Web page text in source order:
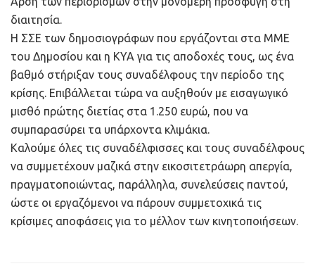
διαιτησία.
Η ΣΣΕ των δημοσιογράφων που εργάζονται στα ΜΜΕ
του Δημοσίου και η ΚΥΑ για τις αποδοχές τους, ως ένα
βαθμό στήριξαν τους συναδέλφους την περίοδο της
κρίσης. Επιβάλλεται τώρα να αυξηθούν με εισαγωγικό
μισθό πρώτης διετίας στα 1.250 ευρώ, που να
συμπαρασύρει τα υπάρχοντα κλιμάκια.
Καλούμε όλες τις συναδέλφισσες και τους συναδέλφους
να συμμετέχουν μαζικά στην εικοσιτετράωρη απεργία,
πραγματοποιώντας, παράλληλα, συνελεύσεις παντού,
ώστε οι εργαζόμενοι να πάρουν συμμετοχικά τις
κρίσιμες αποφάσεις για το μέλλον των κινητοποιήσεων.